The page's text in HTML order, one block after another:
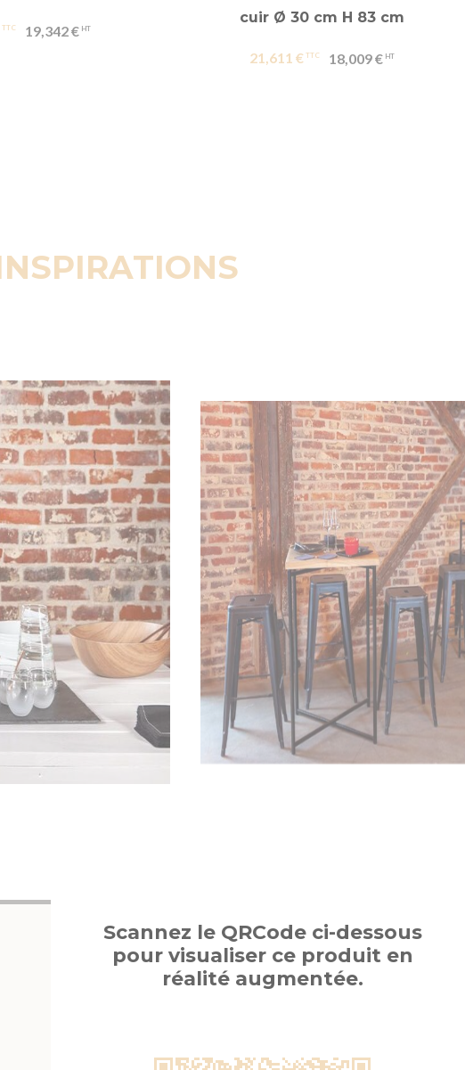
19,342 €
cuir Ø 30 cm H 83 cm
21,611 € 18,009 €
Scannez le QRCode ci-dessous
pour visualiser ce produit en
réalité augmentée.